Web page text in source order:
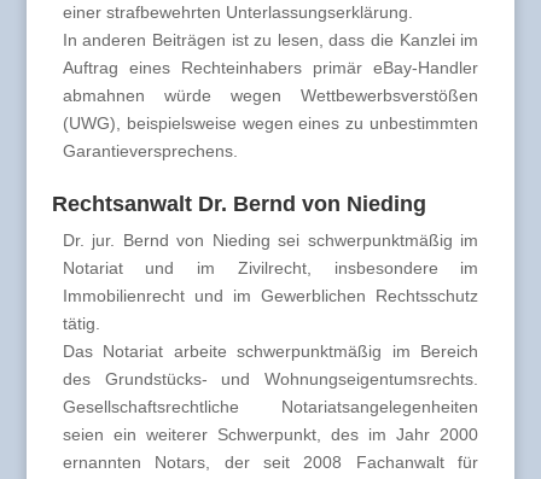
einer strafbewehrten Unterlassungserklärung.
In anderen Beiträgen ist zu lesen, dass die Kanzlei im
Auftrag eines Rechteinhabers primär eBay-Handler
abmahnen würde wegen Wettbewerbsverstößen
(UWG), beispielsweise wegen eines zu unbestimmten
Garantieversprechens.
Rechtsanwalt Dr. Bernd von Nieding
Dr. jur. Bernd von Nieding sei schwerpunktmäßig im
Notariat und im Zivilrecht, insbesondere im
Immobilienrecht und im Gewerblichen Rechtsschutz
tätig.
Das Notariat arbeite schwerpunktmäßig im Bereich
des Grundstücks- und Wohnungseigentumsrechts.
Gesellschaftsrechtliche Notariatsangelegenheiten
seien ein weiterer Schwerpunkt, des im Jahr 2000
ernannten Notars, der seit 2008 Fachanwalt für